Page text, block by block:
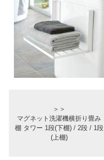
＞＞
マグネット洗濯機横折り畳み
棚 タワー 1段(下棚) / 2段 / 1段
(上棚)